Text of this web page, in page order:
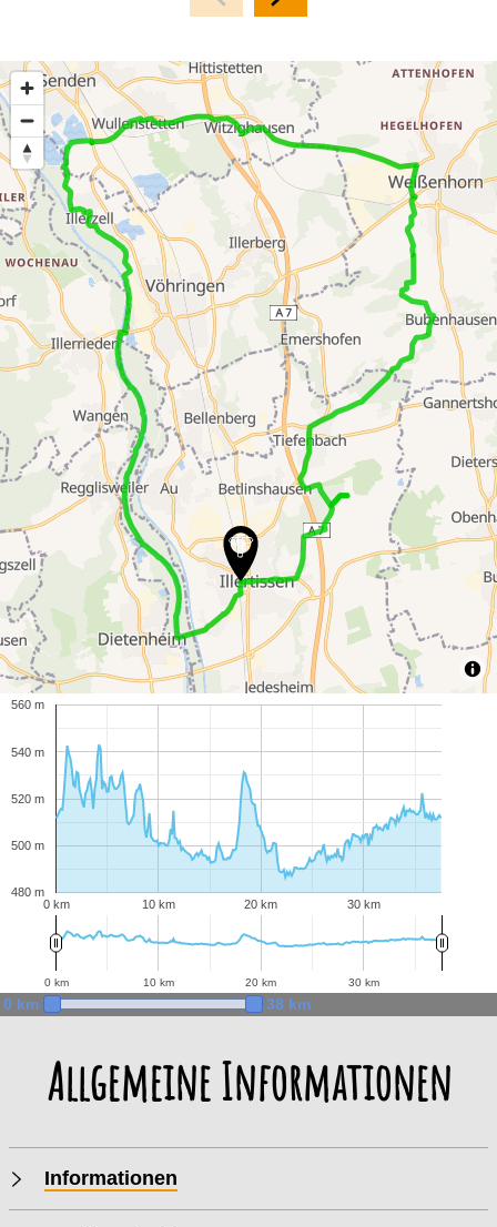
0 km 10 km 20 km 30 km
480 m
500 m
520 m
540 m
560 m
0 km 10 km 20 km 30 km
0 km 38 km
Allgemeine Informationen
Informationen